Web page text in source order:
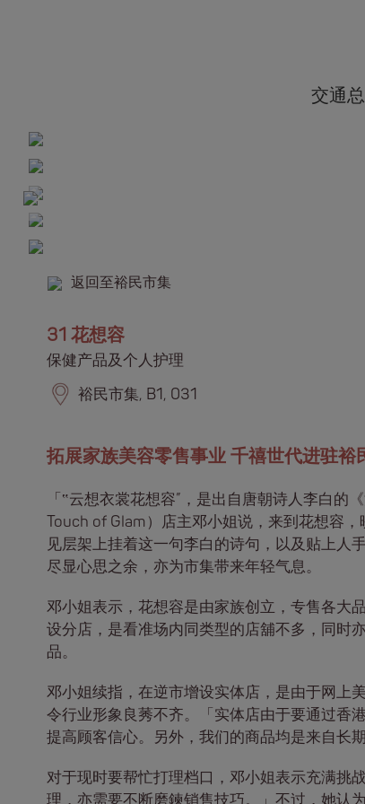
交通
返回至裕民市集
31 花想容
保健产品及个人护理​​​​
裕民市集, B1, 031
拓展家族美容零售事业 千禧世代进驻裕
「‟云想衣裳花想容”，是出自唐朝诗人李白
Touch of Glam）店主邓小姐说，来到花想容
见层架上挂着这一句李白的诗句，以及贴上人
尽显心思之余，亦为市集带来年轻气息。
邓小姐表示，花想容是由家族创立，专售各大
设分店，是看准场内同类型的店舖不多，同时
品。
邓小姐续指，在逆市增设实体店，是由于网上
令行业形象良莠不齐。「实体店由于要通过香
提高顾客信心。另外，我们的商品均是来自长
对于现时要帮忙打理档口，邓小姐表示充满挑
理，亦需要不断磨鍊销售技巧。」不过，她认